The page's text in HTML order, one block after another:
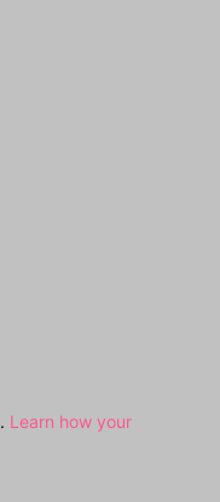
Learn how your